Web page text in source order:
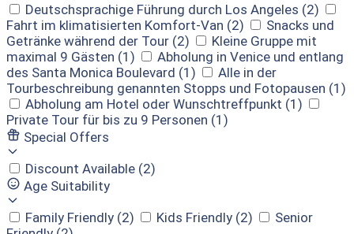
Deutschsprachige Führung durch Los Angeles (2)
Fahrt im klimatisierten Komfort-Van (2)
Snacks und
Getränke während der Tour (2)
Kleine Gruppe mit
maximal 9 Gästen (1)
Abholung in Venice und entlang
des Santa Monica Boulevard (1)
Alle in der
Tourbeschreibung genannten Stopps und Fotopausen (1)
Abholung am Hotel oder Wunschtreffpunkt (1)
Private Tour für bis zu 9 Personen (1)
Special Offers
Discount Available (2)
Age Suitability
Family Friendly (2) Kids Friendly (2)
Senior